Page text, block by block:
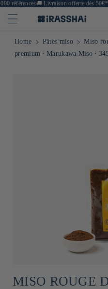
références🚚Livraison offerte dès 50€*
Home Pâtes miso Miso
premium ⋅ Marukawa Miso ⋅
MISO ROUGE